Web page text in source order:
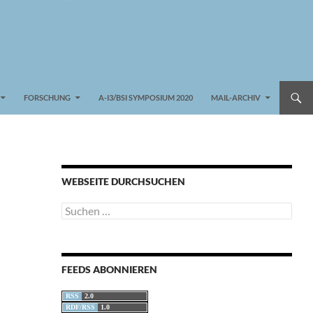
FORSCHUNG A-I3/BSI SYMPOSIUM 2020 MAIL-ARCHIV
WEBSEITE DURCHSUCHEN
Suchen
nach:
FEEDS ABONNIEREN
RSS
2.0
RDF/RSS
1.0